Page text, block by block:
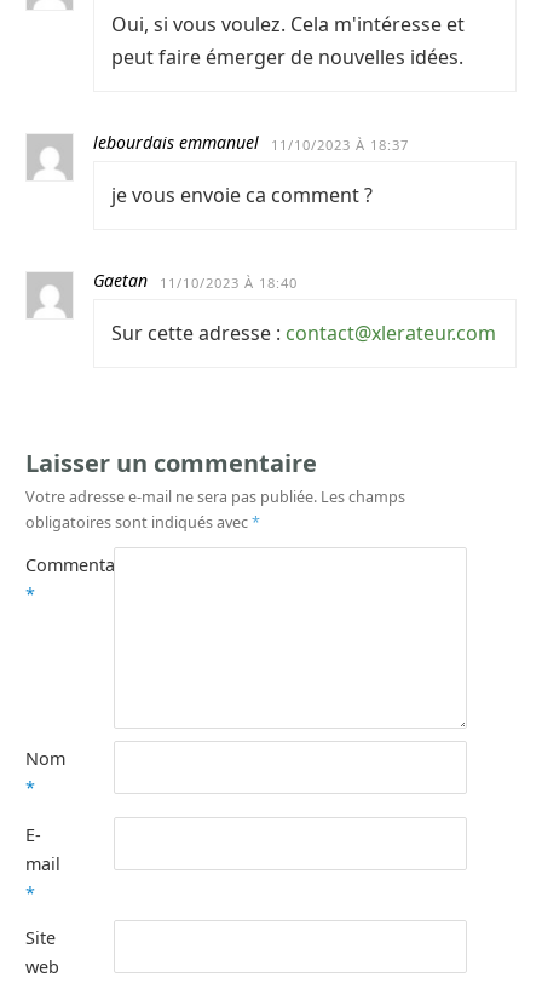
Oui, si vous voulez. Cela m'intéresse et
peut faire émerger de nouvelles idées.
lebourdais emmanuel 11/10/2023 À 18:37
je vous envoie ca comment ?
Gaetan 11/10/2023 À 18:40
Sur cette adresse : contact@xlerateur.com
Laisser un commentaire
Votre adresse e-mail ne sera pas publiée. Les champs
obligatoires sont indiqués avec*
Commentaire
*
Nom
*
E-
mail
*
Site
web